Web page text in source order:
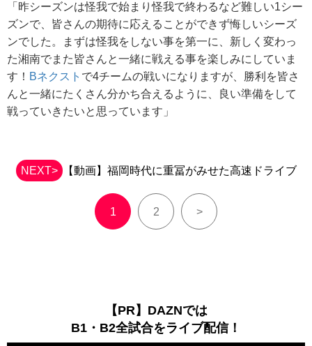
「昨シーズンは怪我で始まり怪我で終わるなど難しい1シー
ズンで、皆さんの期待に応えることができず悔しいシーズ
ンでした。まずは怪我をしない事を第一に、新しく変わっ
た湘南でまた皆さんと一緒に戦える事を楽しみにしていま
す！ Bネクスト で4チームの戦いになりますが、勝利を皆さ
んと一緒にたくさん分かち合えるように、良い準備をして
戦っていきたいと思っています」
NEXT> 【動画】福岡時代に重冨がみせた高速ドライブ
1 2 >
【PR】DAZNでは
B1・B2全試合をライブ配信！